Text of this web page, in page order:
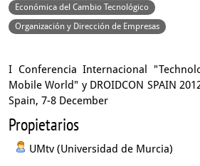
Económica del Cambio Tecnológico
Organización y Dirección de Empresas
I Conferencia Internacional
Mobile World" y DROIDCON SPAIN
Spain, 7-8 December
Propietarios
UMtv (Universidad de Murcia)